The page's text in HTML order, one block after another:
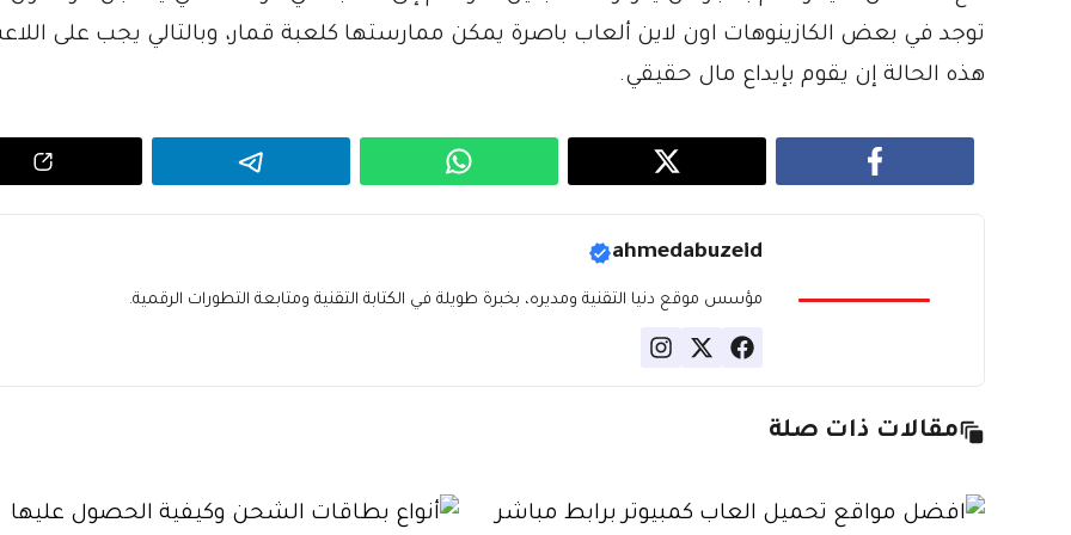
توجد في بعض الكازينوهات اون لاين ألعاب باصرة يمكن ممارستها كلعبة قمار، وبالتالي يجب على
هذه الحالة إن يقوم بإيداع مال حقيقي.
ahmedabuzeid
مؤسس موقع دنيا التقنية ومديره، بخبرة طويلة في الكتابة التقنية ومتابعة التطورات الرقمية.
مقالات ذات صلة